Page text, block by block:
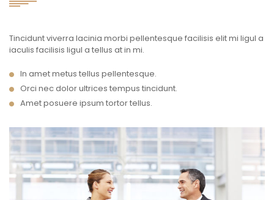
Tincidunt viverra lacinia morbi pellentesque facilisis elit mi ligul a
iaculis facilisis ligul a tellus at in mi.
In amet metus tellus pellentesque.
Orci nec dolor ultrices tempus tincidunt.
Amet posuere ipsum tortor tellus.